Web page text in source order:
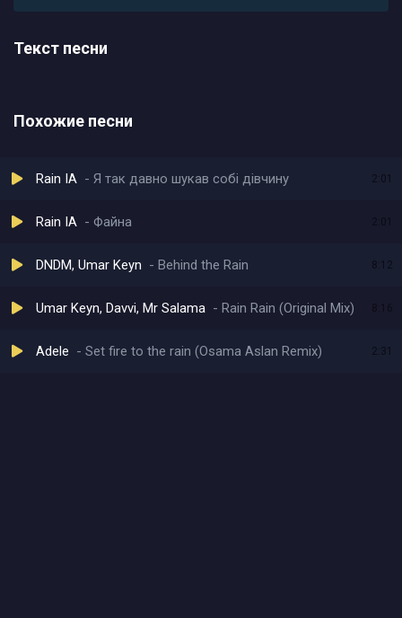
Текст песни
Похожие песни
Rain IA Я так давно шукав собі дівчину 2:01
Rain IA Файна
DNDM, Umar Keyn Behind the Rain 8:12
Umar Keyn, Davvi, Mr Salama Rain Rain (Original Mix)
Adele Set fire to the rain (Osama Aslan Remix) 2:31